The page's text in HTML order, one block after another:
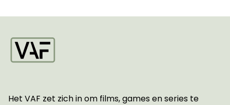
Het VAF zet zich in om films, games en series te